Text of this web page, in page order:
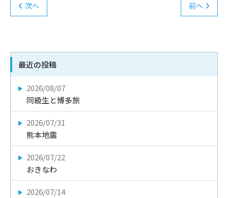
次へ 前へ
最近の投稿
2026/08/07
同級生と博多旅
2026/07/31
熊本地震
2026/07/22
おきなわ
2026/07/14